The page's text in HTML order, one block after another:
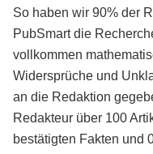
So haben wir 90% der
PubSmart die
vollkommen
Widersprüche und
an die Redaktion
Redakteur über 100
bestätigten Fakten und